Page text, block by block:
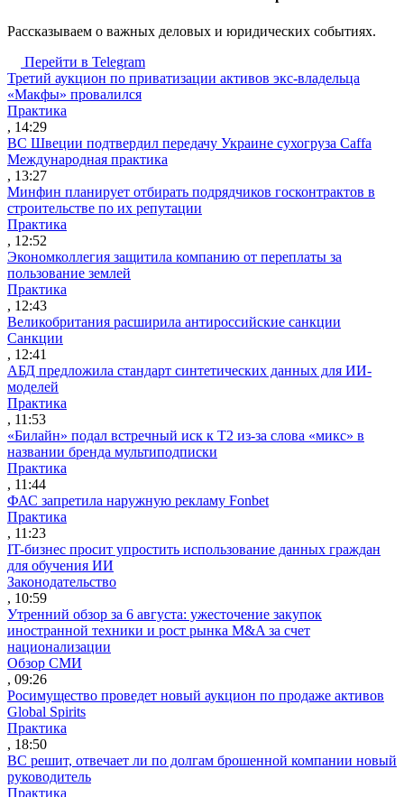
Рассказываем о важных деловых и юридических событиях.
Перейти в Telegram
Третий аукцион по приватизации активов экс-владельца
«Макфы» провалился
Практика
, 14:29
ВС Швеции подтвердил передачу Украине сухогруза Caffa
Международная практика
, 13:27
Минфин планирует отбирать подрядчиков госконтрактов в
строительстве по их репутации
Практика
, 12:52
Экономколлегия защитила компанию от переплаты за
пользование землей
Практика
, 12:43
Великобритания расширила антироссийские санкции
Санкции
, 12:41
АБД предложила стандарт синтетических данных для ИИ-
моделей
Практика
, 11:53
«Билайн» подал встречный иск к Т2 из-за слова «микс» в
названии бренда мультиподписки
Практика
, 11:44
ФАС запретила наружную рекламу Fonbet
Практика
, 11:23
IT-бизнес просит упростить использование данных граждан
для обучения ИИ
Законодательство
, 10:59
Утренний обзор за 6 августа: ужесточение закупок
иностранной техники и рост рынка M&A за счет
национализации
Обзор СМИ
, 09:26
Росимущество проведет новый аукцион по продаже активов
Global Spirits
Практика
, 18:50
ВС решит, отвечает ли по долгам брошенной компании новый
руководитель
Практика